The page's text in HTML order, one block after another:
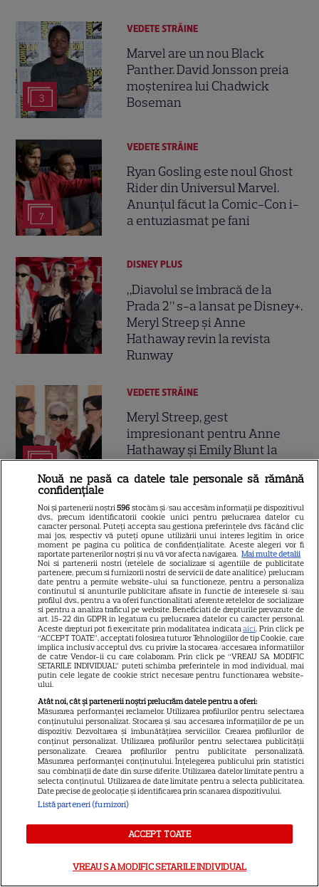
3
VEDETE STRĂINE
Marvel are un nou Black
Panther. David Jonsson preia
moștenirea lui Chadwick
Boseman
7
VEDETE STRĂINE
Ryan Gosling este noul Ghost
Rider din Universul Marvel.
Anunțul făcut la Comic-Con i-
a entuziasmat pe fani
DISNEY PLUS
„Diavolul se îmbracă de la
Prada 2” s-a lansat pe Disney+.
Meryl Streep și Anne
Hathaway revin la revista
Runway
9
VEDETE STRĂINE
Meryl Streep, gest
impresionant pentru Anne
Hathaway și Emily Blunt la
Prada 2”. Ce salarii ar fi primit
13
VEDETE STRĂINE
Tom Holland, decizie radicală
pentru noul său film! Ce
promisiune a făcut actorul
după momentele virale în care
a făcut senzație prin dans
13
SKYSHOWTIME
Scott Thomas, din nou mamă
și fiică pe ecran în „My
Mother's Wedding”. Când
apare filmul pe SkyShowtime
PRIME VIDEO
din „Stranger Things”, intră în
Ce rol legendar va interpreta în
sezonul 3
Nouă ne pasă ca datele tale personale să rămână
confidențiale
Noi și partenerii noștri596 stocăm și/sau accesăm informații pe dispozitivul
dvs., precum identificatorii cookie unici pentru prelucrarea datelor cu
caracter personal. Puteți accepta sau gestiona preferințele dvs. făcând clic
mai jos, respectiv vă puteți opune utilizării unui interes legitim în orice
moment pe pagina cu politica de confidențialitate. Aceste alegeri vor fi
raportate partenerilor noștri și nu vă vor afecta navigarea. Mai multe detalii
Noi si partenerii nostri (retelele de socializare si agentiile de publicitate
partenere, precum si furnizorii nostri de servicii de date analitice) prelucram
date pentru a permite website-ului sa functioneze, pentru a personaliza
continutul si anunturile publicitare afisate in functie de interesele si/sau
profilul dvs., pentru a va oferi functionalitati aferente retelelor de socializare
si pentru a analiza traficul pe website. Beneficiati de drepturile prevazute de
art. 15-22 din GDPR in legatura cu prelucrarea datelor cu caracter personal.
Aceste drepturi pot fi exercitate prin modalitatea indicataaici. Prin click pe
“ACCEPT TOATE”, acceptati folosirea tuturor Tehnologiilor de tip Cookie, care
implica inclusiv acceptul dvs. cu privire la stocarea/accesarea informatiilor
de catre Vendor-ii cu care colaboram. Prin click pe “VREAU SA MODIFIC
SETARILE INDIVIDUAL” puteti schimba preferintele in mod individual, mai
putin cele legate de cookie strict necesare pentru functionarea website-
ului.
Atât noi, cât și partenerii noștri prelucrăm datele pentru a oferi:
Măsurarea performanței reclamelor. Utilizarea profilurilor pentru selectarea
conținutului personalizat. Stocarea și/sau accesarea informațiilor de pe un
dispozitiv. Dezvoltarea și îmbunătățirea serviciilor. Crearea profilurilor de
conținut personalizat. Utilizarea profilurilor pentru selectarea publicității
personalizate. Crearea profilurilor pentru publicitate personalizată.
Măsurarea performanței conținutului. Înțelegerea publicului prin statistici
sau combinații de date din surse diferite. Utilizarea datelor limitate pentru a
selecta conținutul. Utilizarea de date limitate pentru a selecta publicitatea.
Date precise de geolocație și identificarea prin scanarea dispozitivului.
Listă parteneri (furnizori)
ACCEPT TOATE
VREAU SA MODIFIC SETARILE INDIVIDUAL